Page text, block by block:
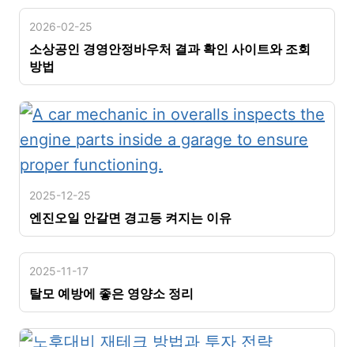
2026-02-25
소상공인 경영안정바우처 결과 확인 사이트와 조회
방법
2025-12-25
엔진오일 안갈면 경고등 켜지는 이유
2025-11-17
탈모 예방에 좋은 영양소 정리